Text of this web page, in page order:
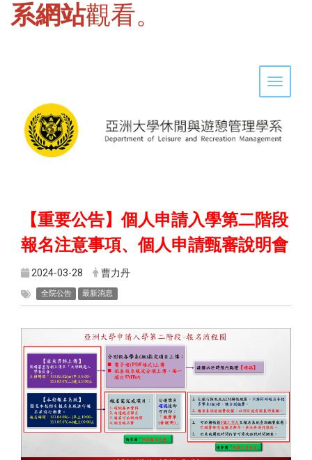
系網站觀看。
Toggle
【重要公告】個人申請入學第二階段
報名注意事項、個人申請甄審說明會
2024-03-28 曹力丹
全院公告 最新消息